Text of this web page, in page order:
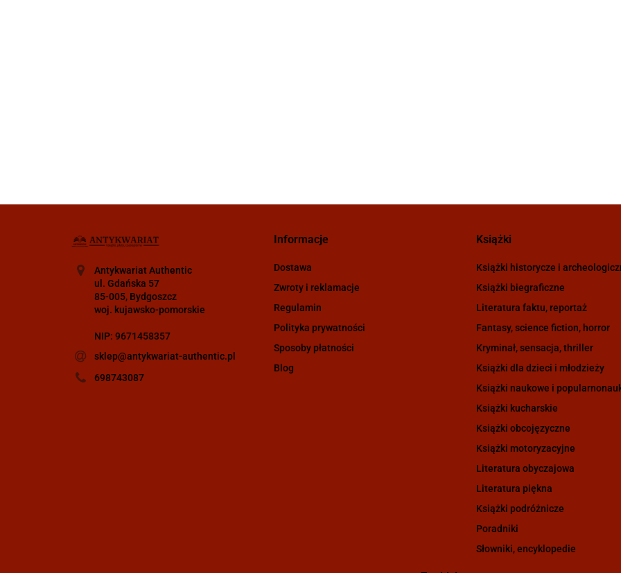
Antykwariat Authentic
ul. Gdańska 57
85-005, Bydgoszcz
woj. kujawsko-pomorskie
NIP: 9671458357
sklep@antykwariat-authentic.pl
698743087
Informacje
Dostawa
Zwroty i reklamacje
Regulamin
Polityka prywatności
Sposoby płatności
Blog
Książki
Książki historycze i
Książki biegraficzne
Literatura faktu, reportaż
Fantasy, science fiction, horror
Kryminał, sensacja, thriller
Książki dla dzieci i młodzieży
Książki naukowe i
Książki kucharskie
Książki obcojęzyczne
Książki motoryzacyjne
Literatura obyczajowa
Literatura piękna
Książki podróżnicze
Poradniki
Słowniki, encyklopedie